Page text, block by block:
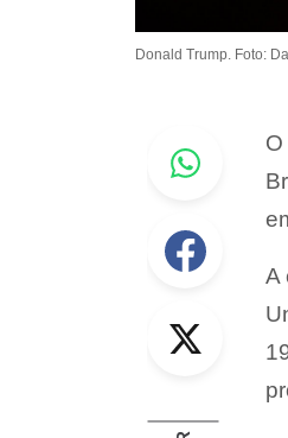
Donald Trump. Foto:
Twitter
A